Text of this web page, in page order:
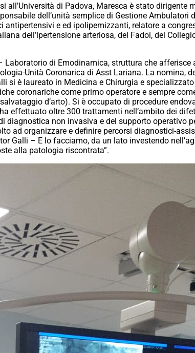
di Padova, Maresca è stato dirigente
dell’unità semplice di Gestione
e ed ipolipemizzanti, relatore a
dell’lpertensione arteriosa, del Fadoi, del
Laboratorio di Emodinamica, struttura che afferisce
Unità Coronarica di Asst Lariana. La nomina,
si è laureato in Medicina e Chirurgia e
coronariche come primo operatore e sempre
d’arto). Si è occupato di procedure
effettuato oltre 300 trattamenti nell’ambito dei
diagnostica non invasiva e del supporto operativo
ad organizzare e definire percorsi diagnostici-
Galli – E lo facciamo, da un lato investendo
alla patologia riscontrata”.